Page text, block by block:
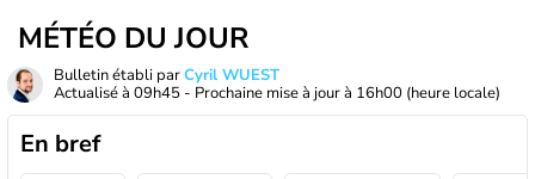
MÉTÉO DU JOUR
Bulletin établi parCyril WUEST
Actualisé à 09h45 - Prochaine mise à jour à 16h00 (heure locale)
En bref